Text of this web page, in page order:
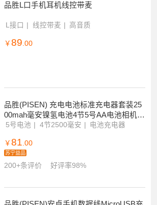
品胜L口手机耳机线控带麦
L接口 线控带麦 高音质
￥ 89.00
品胜(PISEN) 充电电池标准充电器套装25
00mah毫安镍氢电池4节5号AA电池相机鼠
标遥控器闪光灯玩具收音机等适用
5号电池 4节2500毫安 电池充电器
￥ 81 .00
苏宁益品
200+条评价 好评率98%